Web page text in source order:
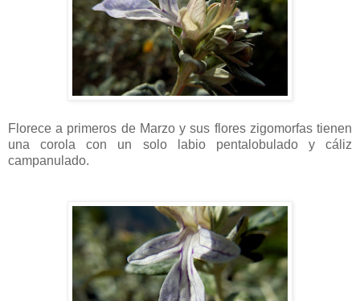
Florece a primeros de Marzo y sus flores zigomorfas tienen
una corola con un solo labio pentalobulado y cáliz
campanulado.